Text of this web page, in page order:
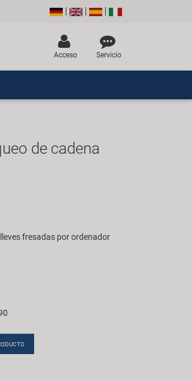
Acceso Servicio
de cadena
fresadas por ordenador